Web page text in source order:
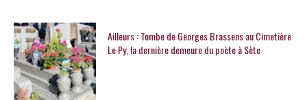
Ailleurs : Tombe de Georges Brassens au Cimetière
Le Py, la dernière demeure du poète à Sète